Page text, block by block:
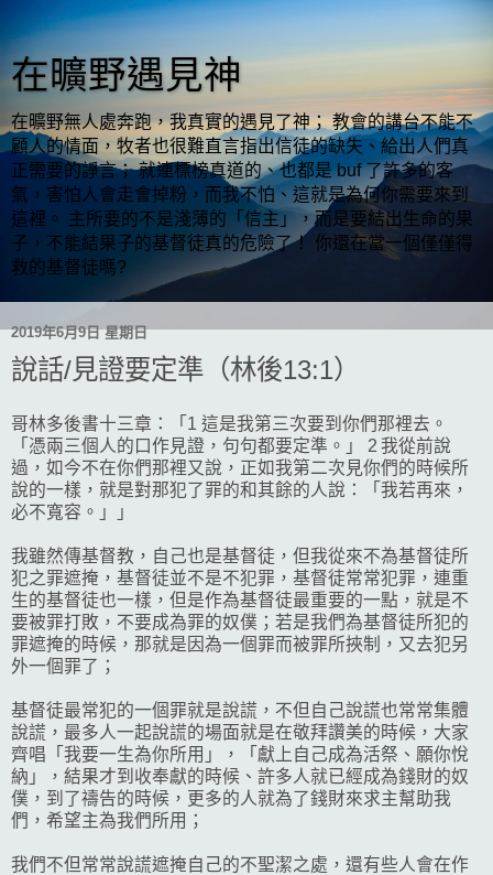
在曠野遇見神
在曠野無人處奔跑，我真實的遇見了神； 教會的講台不能不
顧人的情面，牧者也很難直言指出信徒的缺失、給出人們真
正需要的諍言； 就連標榜真道的、也都是 buf 了許多的客
氣，害怕人會走會掉粉，而我不怕、這就是為何你需要來到
這裡。 主所要的不是淺薄的「信主」，而是要結出生命的果
子，不能結果子的基督徒真的危險了！ 你還在當一個僅僅得
救的基督徒嗎?
2019年6月9日 星期日
說話/見證要定準（林後13:1）
哥林多後書十三章：「1 這是我第三次要到你們那裡去。
「憑兩三個人的口作見證，句句都要定準。」 2 我從前說
過，如今不在你們那裡又說，正如我第二次見你們的時候所
說的一樣，就是對那犯了罪的和其餘的人說：「我若再來，
必不寬容。」」
我雖然傳基督教，自己也是基督徒，但我從來不為基督徒所
犯之罪遮掩，基督徒並不是不犯罪，基督徒常常犯罪，連重
生的基督徒也一樣，但是作為基督徒最重要的一點，就是不
要被罪打敗，不要成為罪的奴僕；若是我們為基督徒所犯的
罪遮掩的時候，那就是因為一個罪而被罪所挾制，又去犯另
外一個罪了；
基督徒最常犯的一個罪就是說謊，不但自己說謊也常常集體
說謊，最多人一起說謊的場面就是在敬拜讚美的時候，大家
齊唱「我要一生為你所用」，「獻上自己成為活祭、願你悅
納」，結果才到收奉獻的時候、許多人就已經成為錢財的奴
僕，到了禱告的時候，更多的人就為了錢財來求主幫助我
們，希望主為我們所用；
我們不但常常說謊遮掩自己的不聖潔之處，還有些人會在作